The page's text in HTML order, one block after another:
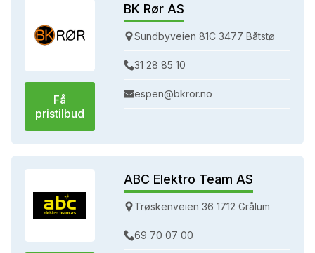
Få
pristilbud
BK Rør AS
Sundbyveien 81C 3477 Båtstø
31 28 85 10
espen@bkror.no
ABC Elektro Team AS
Trøskenveien 36 1712 Grålum
69 70 07 00